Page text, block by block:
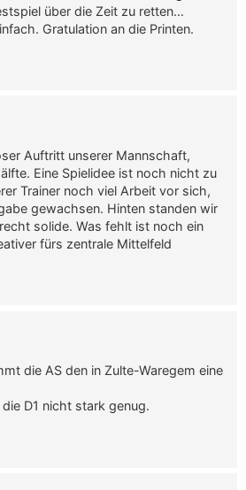
über die Zeit zu retten…
Gratulation an die Printen.
Auftritt unserer Mannschaft,
Eine Spielidee ist noch nicht zu
Trainer noch viel Arbeit vor sich,
gewachsen. Hinten standen wir
solide. Was fehlt ist noch ein
fürs zentrale Mittelfeld
die AS den in Zulte-Waregem eine
D1 nicht stark genug.